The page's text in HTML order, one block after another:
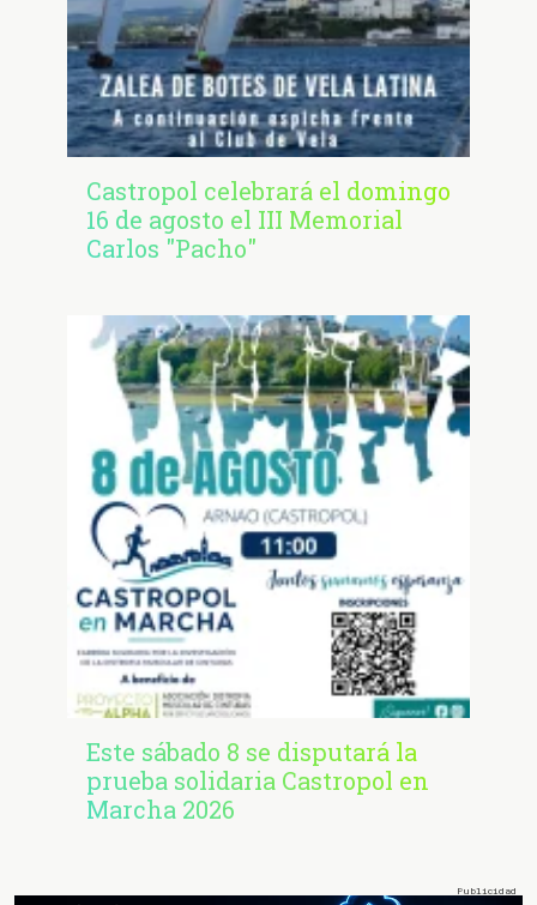
Castropol celebrará el domingo
16 de agosto el III Memorial
Carlos "Pacho"
Este sábado 8 se disputará la
prueba solidaria Castropol en
Marcha 2026